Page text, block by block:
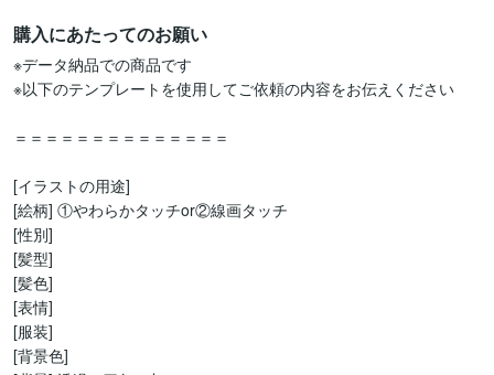
購入にあたってのお願い
※データ納品での商品です
※以下のテンプレートを使用してご依頼の内容をお伝えください
＝＝＝＝＝＝＝＝＝＝＝＝＝＝
[イラストの用途]
[絵柄] ①やわらかタッチor②線画タッチ
[性別]
[髪型]
[髪色]
[表情]
[服装]
[背景色]